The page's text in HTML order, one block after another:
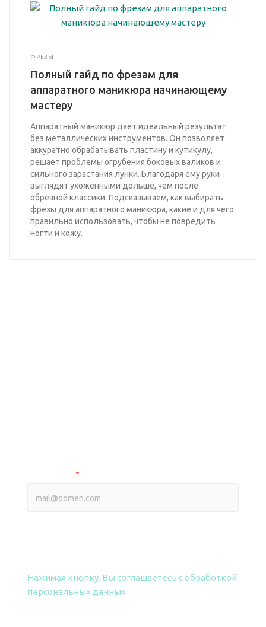
ФРЕЗЫ
Полный гайд по фрезам для
аппаратного маникюра начинающему
мастеру
Аппаратный маникюр дает идеальный результат
без металлических инструментов. Он позволяет
аккуратно обрабатывать пластину и кутикулу,
решает проблемы огрубения боковых валиков и
сильного зарастания лунки. Благодаря ему руки
выглядят ухоженными дольше, чем после
обрезной классики. Подсказываем, как выбирать
фрезы для аппаратного маникюра, какие и для чего
правильно использовать, чтобы не повредить
ногти и кожу.
*
Нажимая кнопку, Вы соглашаетесь с обработкой
персональных данных